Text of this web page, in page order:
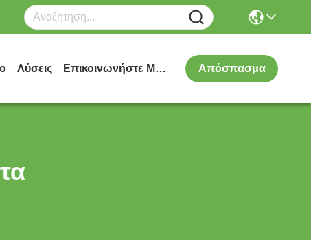
Λύσεις Επικοινωνήστε Μαζί Μας Απόσπασμα